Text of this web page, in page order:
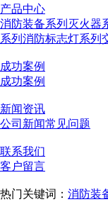
产品中心
消防装备系列 灭火器
系列 消防标志灯系列
成功案例
成功案例
新闻资讯
公司新闻常见问题
联系我们
客户留言
热门关键词： 消防装